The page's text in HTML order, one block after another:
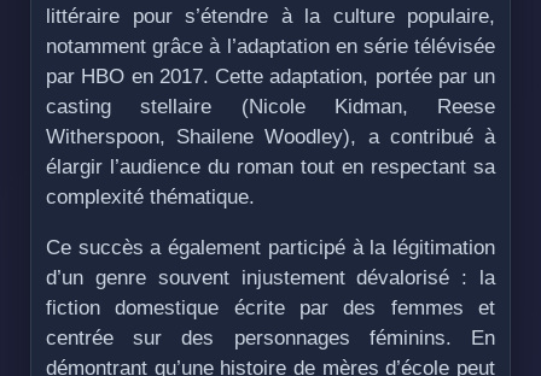
littéraire pour s’étendre à la culture populaire,
notamment grâce à l’adaptation en série télévisée
par HBO en 2017. Cette adaptation, portée par un
casting stellaire (Nicole Kidman, Reese
Witherspoon, Shailene Woodley), a contribué à
élargir l’audience du roman tout en respectant sa
complexité thématique.
Ce succès a également participé à la légitimation
d’un genre souvent injustement dévalorisé : la
fiction domestique écrite par des femmes et
centrée sur des personnages féminins. En
démontrant qu’une histoire de mères d’école peut